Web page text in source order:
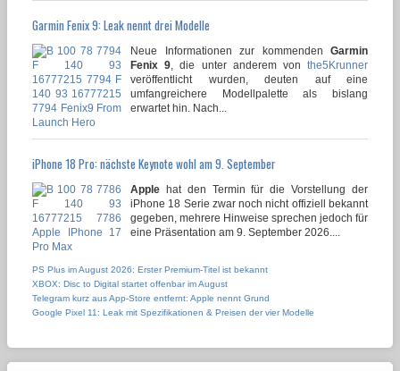
Garmin Fenix 9: Leak nennt drei Modelle
Neue Informationen zur kommenden Garmin
Fenix 9, die unter anderem vonthe5Krunner
veröffentlicht wurden, deuten auf eine
umfangreichere Modellpalette als bislang
erwartet hin. Nach...
iPhone 18 Pro: nächste Keynote wohl am 9. September
Apple hat den Termin für die Vorstellung der
iPhone 18 Serie zwar noch nicht offiziell bekannt
gegeben, mehrere Hinweise sprechen jedoch für
eine Präsentation am 9. September 2026....
PS Plus im August 2026: Erster Premium-Titel ist bekannt
XBOX: Disc to Digital startet offenbar im August
Telegram kurz aus App-Store entfernt: Apple nennt Grund
Google Pixel 11: Leak mit Spezifikationen & Preisen der vier Modelle